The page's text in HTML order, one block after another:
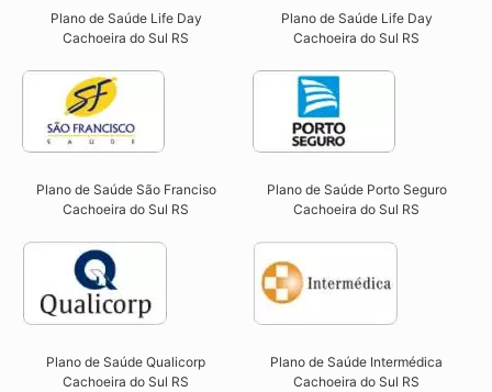
Plano de Saúde Life Day
Cachoeira do Sul RS
Plano de Saúde Life Day
Cachoeira do Sul RS
Plano de Saúde São Franciso
Cachoeira do Sul RS​
Plano de Saúde Porto Seguro
Cachoeira do Sul RS​
Plano de Saúde Qualicorp
Cachoeira do Sul RS​
Plano de Saúde Intermédica
Cachoeira do Sul RS